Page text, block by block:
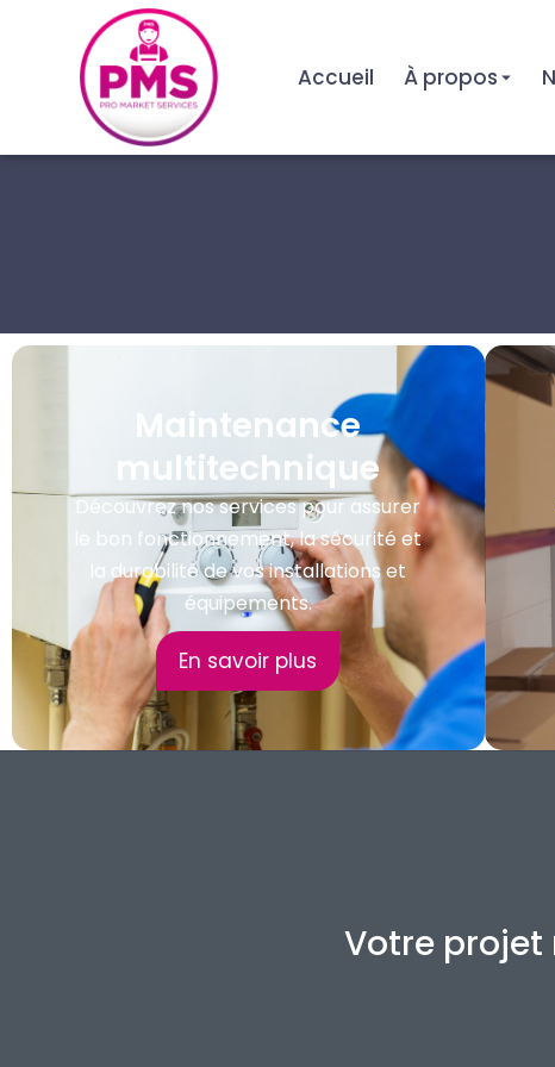
Accueil À propos
Maintenance
multitechnique
Découvrez nos services pour assurer
le bon fonctionnement, la sécurité et
la durabilité de vos installations et
équipements.
En savoir plus
Votre projet